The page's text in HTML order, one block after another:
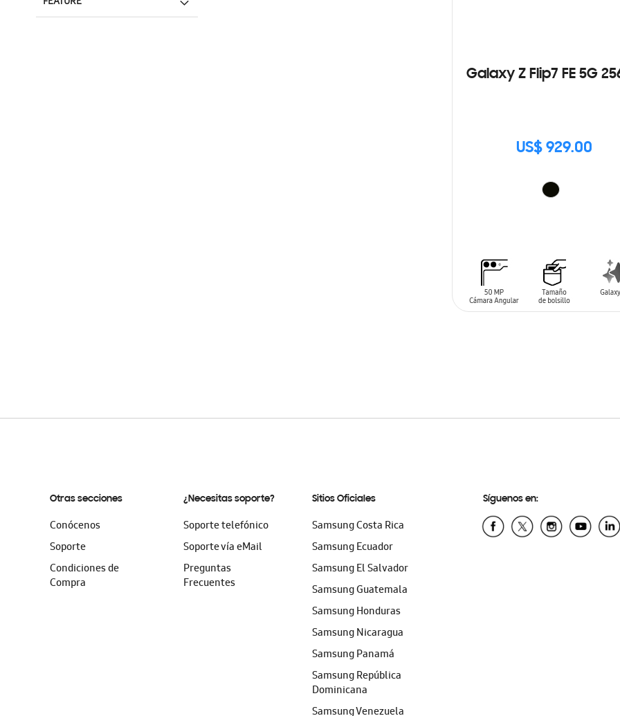
Galaxy Z Flip7 FE 5G
US$ 929.00
Otras secciones
Conócenos
Soporte
Condiciones de
Compra
¿Necesitas soporte?
Soporte telefónico
Soporte vía eMail
Preguntas
Frecuentes
Sitios Oficiales
Samsung Costa Rica
Samsung Ecuador
Samsung El Salvador
Samsung Guatemala
Samsung Honduras
Samsung Nicaragua
Samsung Panamá
Samsung República
Dominicana
Samsung Venezuela
Síguenos en: